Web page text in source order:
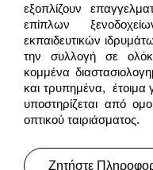
εξοπλίζουν
επίπλων
εκπαιδευτικών
την συλλογή σε
κομμένα
και τρυπημένα, έτοιμα
υποστηρίζεται από
οπτικού ταιριάσματος.
Ζητήστε